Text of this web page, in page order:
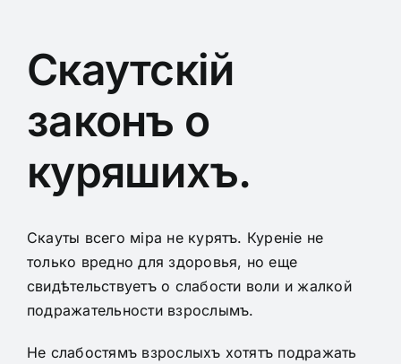
Скаутскiй
законъ о
куряшихъ.
Скауты всего міра не курятъ. Куреніе не
только вредно для здоровья, но еще
свидѣтельствуетъ о слабости воли и жалкой
подражательности взрослымъ.
Не слабостямъ взрослыхъ хотятъ подражать